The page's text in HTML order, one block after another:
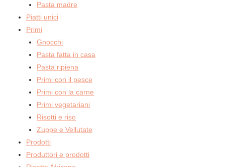
Pasta madre
Piatti unici
Primi
Gnocchi
Pasta fatta in casa
Pasta ripiena
Primi con il pesce
Primi con la carne
Primi vegetariani
Risotti e riso
Zuppe e Vellutate
Prodotti
Produttori e prodotti